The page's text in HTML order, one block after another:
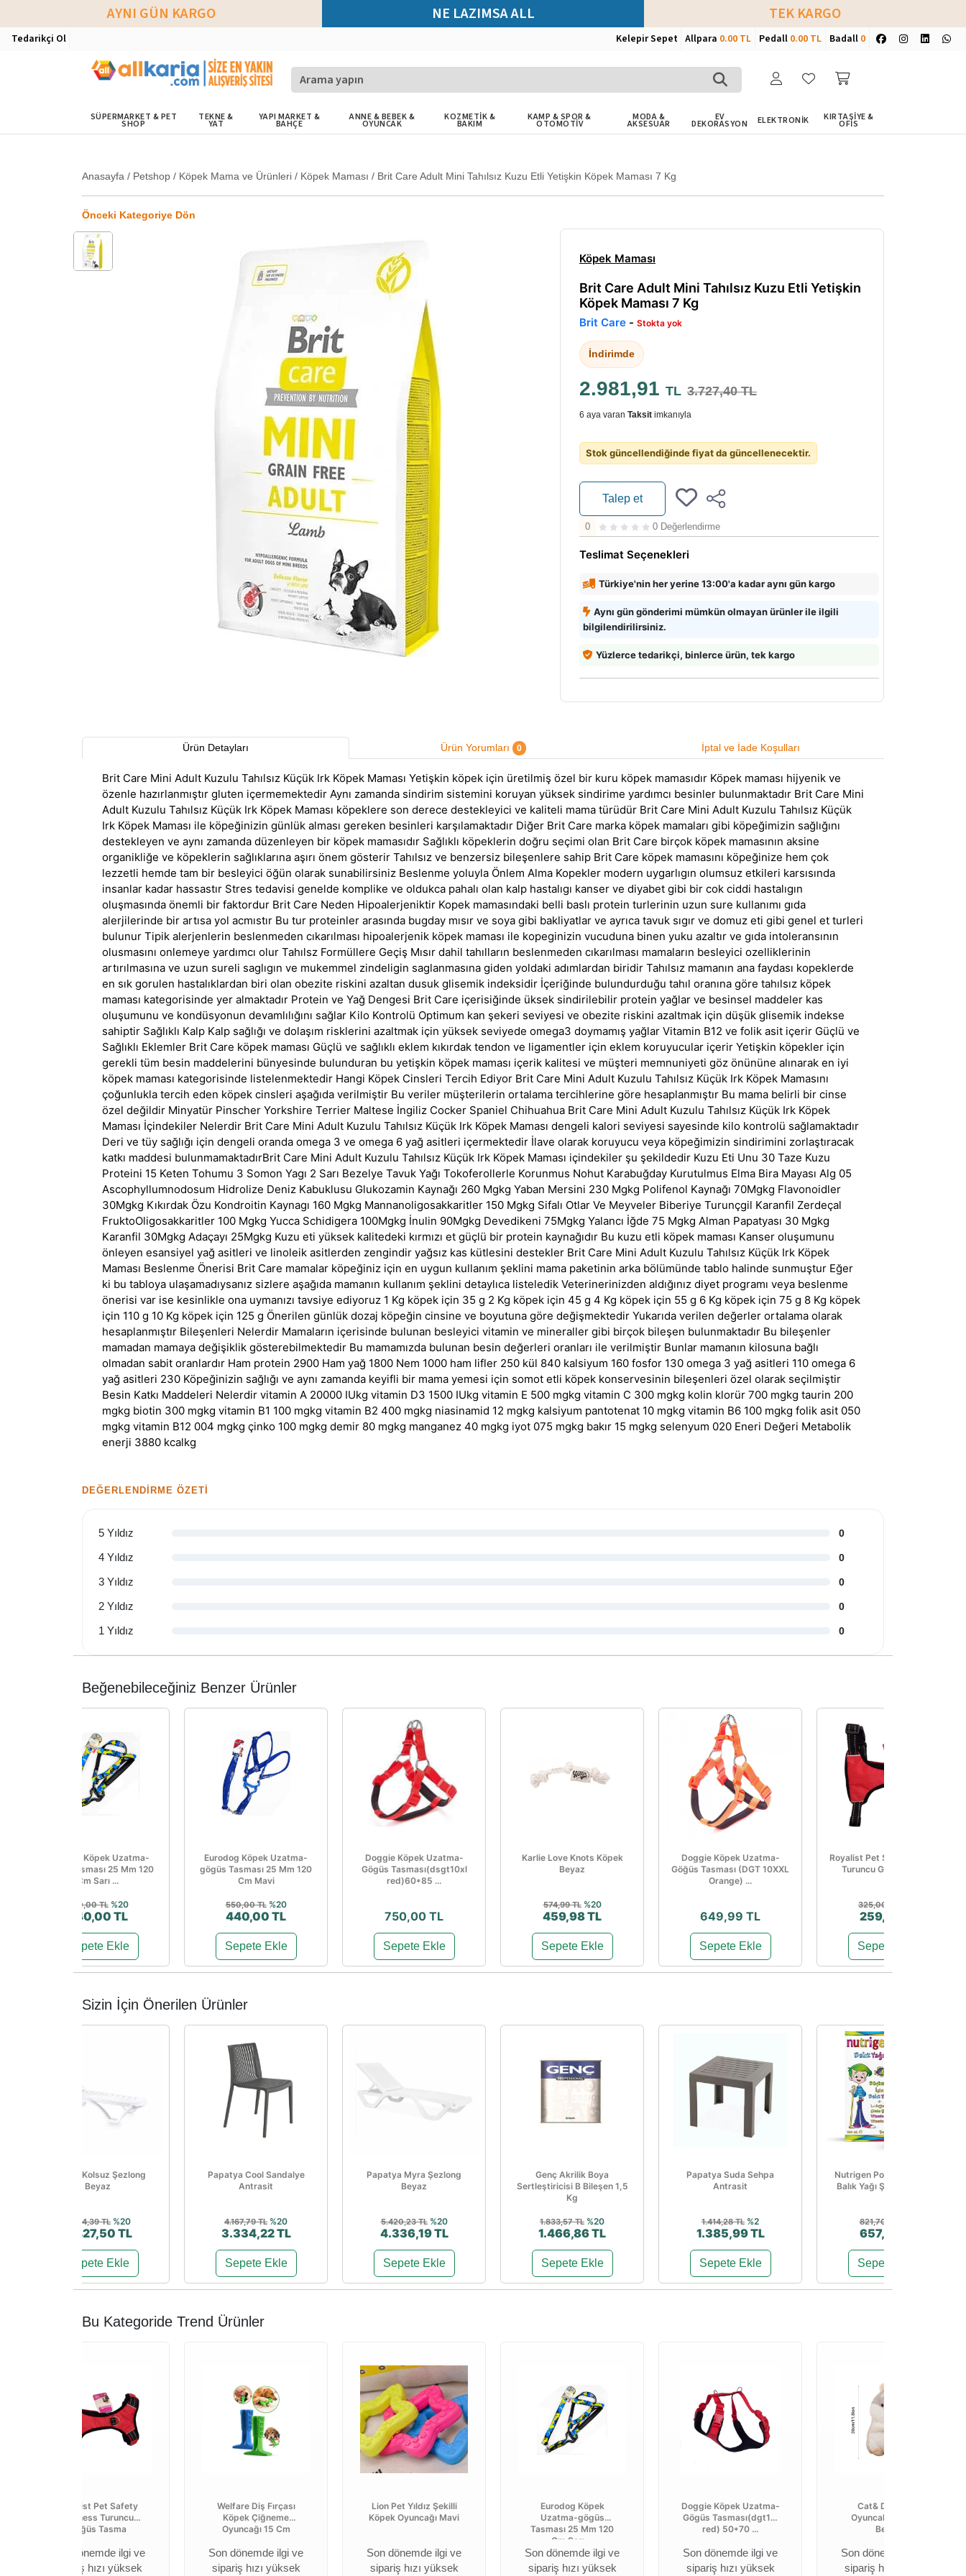
AYNI GÜN KARGO NE LAZIMSA ALL TEK KARGO
Tedarikçi Ol Kelepir Sepet Allpara 0.00 TL Pedall 0.00 TL Badall 0
SÜPERMARKET & PET
SHOP
TEKNE &
YAT
YAPI MARKET &
BAHÇE
ANNE & BEBEK &
OYUNCAK
KOZMETİK &
BAKIM
KAMP & SPOR &
OTOMOTİV
MODA &
AKSESUAR
EV
DEKORASYON ELEKTRONİK KIRTASİYE &
OFİS
Anasayfa / Petshop / Köpek Mama ve Ürünleri / Köpek Maması / Brit Care Adult Mini Tahılsız Kuzu Etli Yetişkin Köpek Maması 7 Kg
Önceki Kategoriye Dön
Köpek Maması
Brit Care Adult Mini Tahılsız Kuzu Etli Yetişkin
Köpek Maması 7 Kg
Brit Care - Stokta yok
İndirimde
2.981,91 TL 3.727,40 TL
6 aya varan Taksit imkanıyla
Stok güncellendiğinde fiyat da güncellenecektir.
Talep et
0 0 Değerlendirme
Teslimat Seçenekleri
Türkiye'nin her yerine 13:00'a kadar aynı gün kargo
Aynı gün gönderimi mümkün olmayan ürünler ile ilgili
bilgilendirilirsiniz.
Yüzlerce tedarikçi, binlerce ürün, tek kargo
Ürün Detayları Ürün Yorumları 0 İptal ve İade Koşulları
Brit Care Mini Adult Kuzulu Tahılsız Küçük Irk Köpek Maması Yetişkin köpek için üretilmiş özel bir kuru köpek mamasıdır Köpek maması hijyenik ve
özenle hazırlanmıştır gluten içermemektedir Aynı zamanda sindirim sistemini koruyan yüksek sindirime yardımcı besinler bulunmaktadır Brit Care Mini
Adult Kuzulu Tahılsız Küçük Irk Köpek Maması köpeklere son derece destekleyici ve kaliteli mama türüdür Brit Care Mini Adult Kuzulu Tahılsız Küçük
Irk Köpek Maması ile köpeğinizin günlük alması gereken besinleri karşılamaktadır Diğer Brit Care marka köpek mamaları gibi köpeğimizin sağlığını
destekleyen ve aynı zamanda düzenleyen bir köpek mamasıdır Sağlıklı köpeklerin doğru seçimi olan Brit Care birçok köpek mamasının aksine
organikliğe ve köpeklerin sağlıklarına aşırı önem gösterir Tahılsız ve benzersiz bileşenlere sahip Brit Care köpek mamasını köpeğinize hem çok
lezzetli hemde tam bir besleyici öğün olarak sunabilirsiniz Beslenme yoluyla Önlem Alma Kopekler modern uygarlıgın olumsuz etkileri karsısında
insanlar kadar hassastır Stres tedavisi genelde komplike ve oldukca pahalı olan kalp hastalıgı kanser ve diyabet gibi bir cok ciddi hastalıgın
oluşmasında önemli bir faktordur Brit Care Neden Hipoalerjeniktir Kopek mamasındaki belli baslı protein turlerinin uzun sure kullanımı gıda
alerjilerinde bir artısa yol acmıstır Bu tur proteinler arasında bugday mısır ve soya gibi bakliyatlar ve ayrıca tavuk sıgır ve domuz eti gibi genel et turleri
bulunur Tipik alerjenlerin beslenmeden cıkarılması hipoalerjenik köpek maması ile kopeginizin vucuduna binen yuku azaltır ve gıda intoleransının
olusmasını onlemeye yardımcı olur Tahılsz Formüllere Geçiş Mısır dahil tahılların beslenmeden cıkarılması mamaların besleyici ozelliklerinin
artırılmasına ve uzun sureli saglıgın ve mukemmel zindeligin saglanmasına giden yoldaki adımlardan biridir Tahılsız mamanın ana faydası kopeklerde
en sık gorulen hastalıklardan biri olan obezite riskini azaltan dusuk glisemik indeksidir İçeriğinde bulundurduğu tahıl oranına göre tahılsız köpek
maması kategorisinde yer almaktadır Protein ve Yağ Dengesi Brit Care içerisiğinde üksek sindirilebilir protein yağlar ve besinsel maddeler kas
oluşumunu ve kondüsyonun devamlılığını sağlar Kilo Kontrolü Optimum kan şekeri seviyesi ve obezite riskini azaltmak için düşük glisemik indekse
sahiptir Sağlıklı Kalp Kalp sağlığı ve dolaşım risklerini azaltmak için yüksek seviyede omega3 doymamış yağlar Vitamin B12 ve folik asit içerir Güçlü ve
Sağlıklı Eklemler Brit Care köpek maması Güçlü ve sağlıklı eklem kıkırdak tendon ve ligamentler için eklem koruyucular içerir Yetişkin köpekler için
gerekli tüm besin maddelerini bünyesinde bulunduran bu yetişkin köpek maması içerik kalitesi ve müşteri memnuniyeti göz önününe alınarak en iyi
köpek maması kategorisinde listelenmektedir Hangi Köpek Cinsleri Tercih Ediyor Brit Care Mini Adult Kuzulu Tahılsız Küçük Irk Köpek Mamasını
çoğunlukla tercih eden köpek cinsleri aşağıda verilmiştir Bu veriler müşterilerin ortalama tercihlerine göre hesaplanmıştır Bu mama belirli bir cinse
özel değildir Minyatür Pinscher Yorkshire Terrier Maltese İngiliz Cocker Spaniel Chihuahua Brit Care Mini Adult Kuzulu Tahılsız Küçük Irk Köpek
Maması İçindekiler Nelerdir Brit Care Mini Adult Kuzulu Tahılsız Küçük Irk Köpek Maması dengeli kalori seviyesi sayesinde kilo kontrolü sağlamaktadır
Deri ve tüy sağlığı için dengeli oranda omega 3 ve omega 6 yağ asitleri içermektedir İlave olarak koruyucu veya köpeğimizin sindirimini zorlaştıracak
katkı maddesi bulunmamaktadırBrit Care Mini Adult Kuzulu Tahılsız Küçük Irk Köpek Maması içindekiler şu şekildedir Kuzu Eti Unu 30 Taze Kuzu
Proteini 15 Keten Tohumu 3 Somon Yagı 2 Sarı Bezelye Tavuk Yağı Tokoferollerle Korunmus Nohut Karabuğday Kurutulmus Elma Bira Mayası Alg 05
Ascophyllumnodosum Hidrolize Deniz Kabuklusu Glukozamin Kaynağı 260 Mgkg Yaban Mersini 230 Mgkg Polifenol Kaynağı 70Mgkg Flavonoidler
30Mgkg Kıkırdak Özu Kondroitin Kaynagı 160 Mgkg Mannanoligosakkaritler 150 Mgkg Sifalı Otlar Ve Meyveler Biberiye Turunçgil Karanfil Zerdeçal
FruktoOligosakkaritler 100 Mgkg Yucca Schidigera 100Mgkg İnulin 90Mgkg Devedikeni 75Mgkg Yalancı İğde 75 Mgkg Alman Papatyası 30 Mgkg
Karanfil 30Mgkg Adaçayı 25Mgkg Kuzu eti yüksek kalitedeki kırmızı et güçlü bir protein kaynağıdır Bu kuzu etli köpek maması Kanser oluşumunu
önleyen esansiyel yağ asitleri ve linoleik asitlerden zengindir yağsız kas kütlesini destekler Brit Care Mini Adult Kuzulu Tahılsız Küçük Irk Köpek
Maması Beslenme Önerisi Brit Care mamalar köpeğiniz için en uygun kullanım şeklini mama paketinin arka bölümünde tablo halinde sunmuştur Eğer
ki bu tabloya ulaşamadıysanız sizlere aşağıda mamanın kullanım şeklini detaylıca listeledik Veterinerinizden aldığınız diyet programı veya beslenme
önerisi var ise kesinlikle ona uymanızı tavsiye ediyoruz 1 Kg köpek için 35 g 2 Kg köpek için 45 g 4 Kg köpek için 55 g 6 Kg köpek için 75 g 8 Kg köpek
için 110 g 10 Kg köpek için 125 g Önerilen günlük dozaj köpeğin cinsine ve boyutuna göre değişmektedir Yukarıda verilen değerler ortalama olarak
hesaplanmıştır Bileşenleri Nelerdir Mamaların içerisinde bulunan besleyici vitamin ve mineraller gibi birçok bileşen bulunmaktadır Bu bileşenler
mamadan mamaya değişiklik gösterebilmektedir Bu mamamızda bulunan besin değerleri oranları ile verilmiştir Bunlar mamanın kilosuna bağlı
olmadan sabit oranlardır Ham protein 2900 Ham yağ 1800 Nem 1000 ham lifler 250 kül 840 kalsiyum 160 fosfor 130 omega 3 yağ asitleri 110 omega 6
yağ asitleri 230 Köpeğinizin sağlığı ve aynı zamanda keyifli bir mama yemesi için somot etli köpek konservesinin bileşenleri özel olarak seçilmiştir
Besin Katkı Maddeleri Nelerdir vitamin A 20000 IUkg vitamin D3 1500 IUkg vitamin E 500 mgkg vitamin C 300 mgkg kolin klorür 700 mgkg taurin 200
mgkg biotin 300 mgkg vitamin B1 100 mgkg vitamin B2 400 mgkg niasinamid 12 mgkg kalsiyum pantotenat 10 mgkg vitamin B6 100 mgkg folik asit 050
mgkg vitamin B12 004 mgkg çinko 100 mgkg demir 80 mgkg manganez 40 mgkg iyot 075 mgkg bakır 15 mgkg selenyum 020 Eneri Değeri Metabolik
enerji 3880 kcalkg
DEĞERLENDIRME ÖZETI
5 Yıldız 0
4 Yıldız 0
3 Yıldız 0
2 Yıldız 0
1 Yıldız 0
Beğenebileceğiniz Benzer Ürünler
Eurodog Köpek Uzatma-
gögüs Tasması 25 Mm 120
Cm Sarı ...
550,00 TL %20
440,00 TL
Sepete Ekle
Eurodog Köpek Uzatma-
gögüs Tasması 25 Mm 120
Cm Mavi
550,00 TL %20
440,00 TL
Sepete Ekle
Doggie Köpek Uzatma-
Gögüs Tasması(dsgt10xl
red)60*85 ...
750,00 TL
Sepete Ekle
Karlie Love Knots Köpek
Beyaz
574,99 TL %20
459,98 TL
Sepete Ekle
Doggie Köpek Uzatma-
Göğüs Tasması (DGT 10XXL
Orange) ...
649,99 TL
Sepete Ekle
Royalist Pet Safety Harness
Turuncu Göğüs Tasma
325,00 TL
259,99 TL
Sepete Ekle
Sizin İçin Önerilen Ürünler
Sunset Kolsuz Şezlong
Beyaz
5.534,39 TL %20
4.427,50 TL
Sepete Ekle
Papatya Cool Sandalye
Antrasit
4.167,79 TL %20
3.334,22 TL
Sepete Ekle
Papatya Myra Şezlong
Beyaz
5.420,23 TL %20
4.336,19 TL
Sepete Ekle
Genç Akrilik Boya
Sertleştiricisi B Bileşen 1,5
Kg
1.833,57 TL %20
1.466,86 TL
Sepete Ekle
Papatya Suda Sehpa
Antrasit
1.414,28 TL %2
1.385,99 TL
Sepete Ekle
Nutrigen Portakal Aromalı
Balık Yağı Şurubu 200 Ml
821,70 TL
657,36 TL
Sepete Ekle
Bu Kategoride Trend Ürünler
Royalist Pet Safety
Harness Turuncu
Göğüs Tasma
Son dönemde ilgi ve
sipariş hızı yüksek
Welfare Diş Fırçası
Köpek Çiğneme
Oyuncağı 15 Cm
Son dönemde ilgi ve
sipariş hızı yüksek
Lion Pet Yıldız Şekilli
Köpek Oyuncağı Mavi
Son dönemde ilgi ve
sipariş hızı yüksek
Eurodog Köpek
Uzatma-gögüs
Tasması 25 Mm 120
Cm Sarı ...
Son dönemde ilgi ve
sipariş hızı yüksek
Doggie Köpek Uzatma-
Gögüs Tasması(dgt10l
red) 50*70 ...
Son dönemde ilgi ve
sipariş hızı yüksek
Cat& Dog Toys
Oyuncak Hamster
Beyaz
Son dönemde ilgi ve
sipariş hızı yüksek